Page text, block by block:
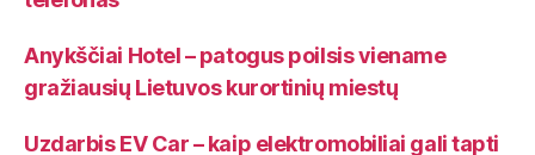
Anykščiai Hotel – patogus poilsis viename
gražiausių Lietuvos kurortinių miestų
Uzdarbis EV Car – kaip elektromobiliai gali tapti